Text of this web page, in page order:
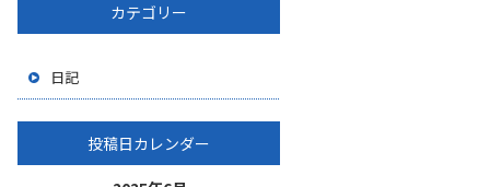
カテゴリー
日記
投稿日カレンダー